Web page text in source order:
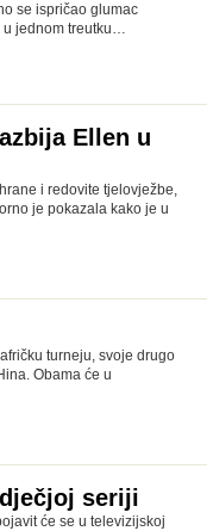
se ispričao glumac
u jednom treutku…
Ellen u
i redovite tjelovježbe,
je pokazala kako je u
turneju, svoje drugo
Obama će u
seriji
će se u televizijskoj